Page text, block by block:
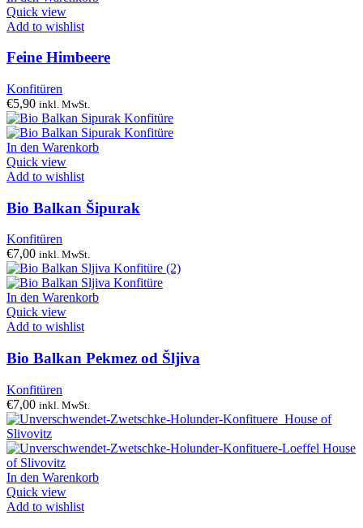
Quick view
Add to wishlist
Feine Himbeere
Konfitüren
€5,90 inkl. MwSt.
In den Warenkorb
Quick view
Add to wishlist
Bio Balkan Šipurak
Konfitüren
€7,00 inkl. MwSt.
In den Warenkorb
Quick view
Add to wishlist
Bio Balkan Pekmez od Šljiva
Konfitüren
€7,00 inkl. MwSt.
In den Warenkorb
Quick view
Add to wishlist